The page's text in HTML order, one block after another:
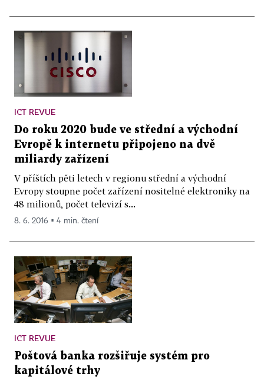
ICT REVUE
Do roku 2020 bude ve střední a východní
Evropě k internetu připojeno na dvě
miliardy zařízení
V příštích pěti letech v regionu střední a východní
Evropy stoupne počet zařízení nositelné elektroniky na
48 milionů, počet televizí s...
8. 6. 2016 ▪ 4 min. čtení
ICT REVUE
Poštová banka rozšiřuje systém pro
kapitálové trhy